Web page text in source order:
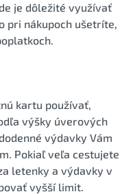
je dôležité využívať
pri nákupoch ušetríte,
kartu používať,
výšky úverových
výdavky Vám
Pokiaľ veľa cestujete
letenky a výdavky v
vyšší limit.